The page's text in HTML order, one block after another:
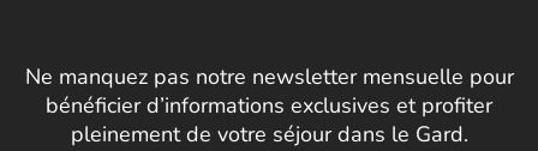
Ne manquez pas notre newsletter mensuelle pour
bénéficier d’informations exclusives et profiter
pleinement de votre séjour dans le Gard.